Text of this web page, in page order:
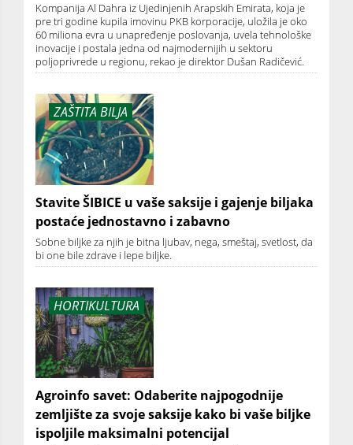
Kompanija Al Dahra iz Ujedinjenih Arapskih Emirata, koja je
pre tri godine kupila imovinu PKB korporacije, uložila je oko
60 miliona evra u unapređenje poslovanja, uvela tehnološke
inovacije i postala jedna od najmodernijih u sektoru
poljoprivrede u regionu, rekao je direktor Dušan Radičević.
ZAŠTITA BILJA
Stavite ŠIBICE u vaše saksije i gajenje biljaka
postaće jednostavno i zabavno
Sobne biljke za njih je bitna ljubav, nega, smeštaj, svetlost, da
bi one bile zdrave i lepe biljke.
HORTIKULTURA
Agroinfo savet: Odaberite najpogodnije
zemljište za svoje saksije kako bi vaše biljke
ispoljile maksimalni potencijal